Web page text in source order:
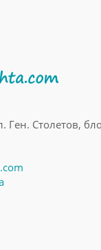
Ген. Столетов,